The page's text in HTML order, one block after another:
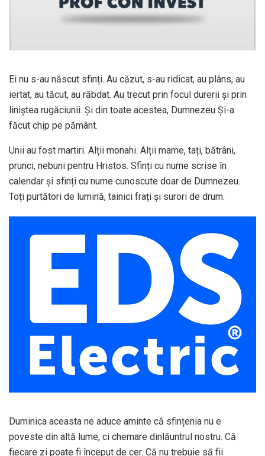
Ei nu s-au născut sfinți. Au căzut, s-au ridicat, au plâns, au
iertat, au tăcut, au răbdat. Au trecut prin focul durerii și prin
liniștea rugăciunii. Și din toate acestea, Dumnezeu Și-a
făcut chip pe pământ.
Unii au fost martiri. Alții monahi. Alții mame, tați, bătrâni,
prunci, nebuni pentru Hristos. Sfinți cu nume scrise în
calendar și sfinți cu nume cunoscute doar de Dumnezeu.
Toți purtători de lumină, tainici frați și surori de drum.
Duminica aceasta ne aduce aminte că sfințenia nu e
poveste din altă lume, ci chemare dinlăuntrul nostru. Că
fiecare zi poate fi început de cer. Că nu trebuie să fii